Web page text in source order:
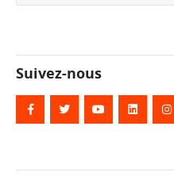
Suivez-nous